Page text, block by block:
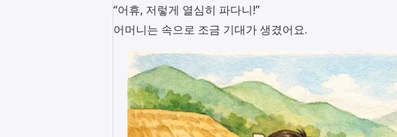
“어휴, 저렇게 열심히 파다니!”
어머니는 속으로 조금 기대가 생겼어요.